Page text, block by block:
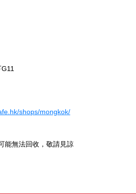
shops/mongkok/
能無法回收，敬請見諒